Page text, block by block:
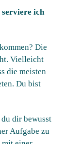
serviere ich
Die
Vielleicht
die meisten
Du bist
dir bewusst
Aufgabe zu